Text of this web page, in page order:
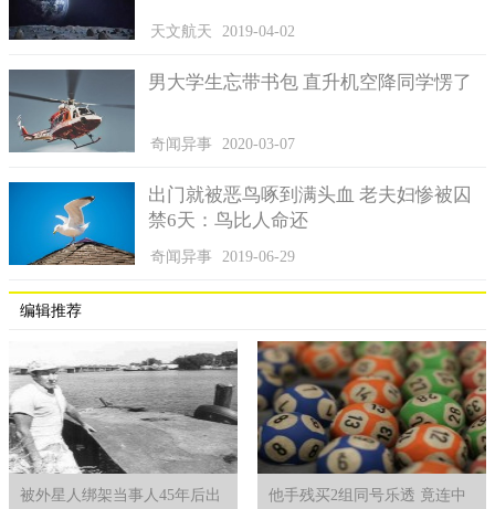
天文航天 2019-04-02
男大学生忘带书包 直升机空降同学愣了
奇闻异事 2020-03-07
出门就被恶鸟啄到满头血 老夫妇惨被囚
禁6天：鸟比人命还
奇闻异事 2019-06-29
编辑推荐
被外星人绑架当事人45年后出
他手残买2组同号乐透 竟连中